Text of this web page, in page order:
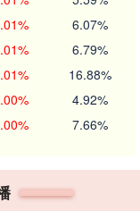
6.07%
6.79%
16.88%
4.92%
7.66%